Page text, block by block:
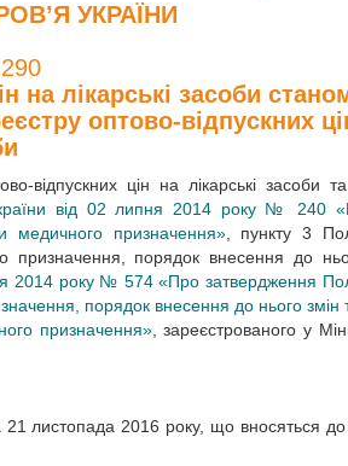
УКРАЇНИ
на лікарські засоби
оптово-відпускних
відпускних цін на лікарські засоби
від 02 липня 2014 року № 240
медичного призначення», пункту 3
призначення, порядок внесення до
2014 року № 574 «Про затвердження
порядок внесення до нього
призначення», зареєстрованого у
21 листопада 2016 року, що вносяться